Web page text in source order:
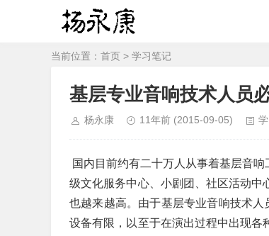
当前位置： 首页 > 学习笔记
基层专业音响技术人员
杨永康 11年前 (2015-09-05)
国内目前约有二十万人从事着基层音
级文化服务中心、小剧团、社区活动
也越来越高。由于基层专业音响技术人
设备有限，以至于在演出过程中出现